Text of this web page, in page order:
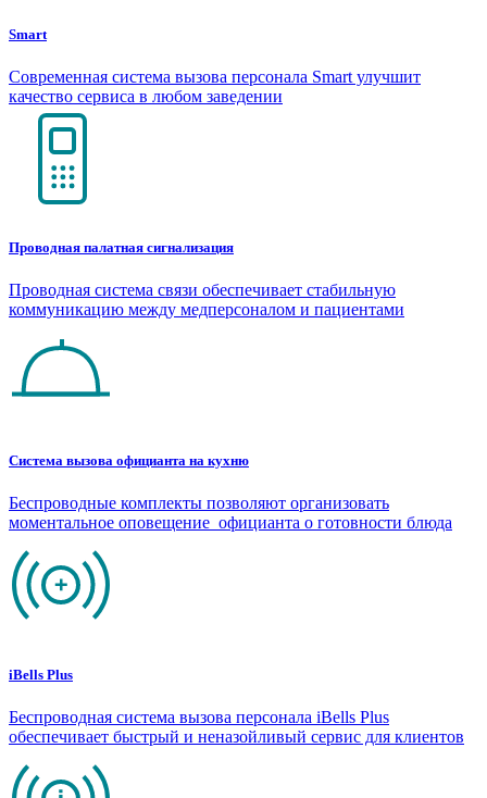
Smart
Современная система вызова персонала Smart улучшит
качество сервиса в любом заведении
Проводная палатная сигнализация
Проводная система связи обеспечивает стабильную
коммуникацию между медперсоналом и пациентами
Система вызова официанта на кухню
Беспроводные комплекты позволяют организовать
моментальное оповещение официанта о готовности блюда
iBells Plus
Беспроводная система вызова персонала iBells Plus
обеспечивает быстрый и неназойливый сервис для клиентов